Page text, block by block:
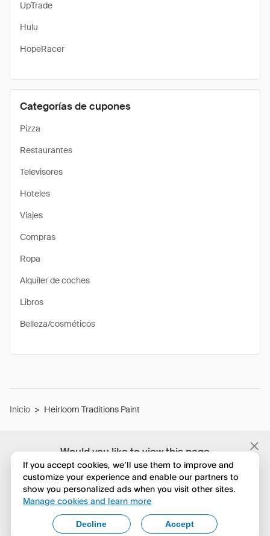
Would you like to view this page
in English?
No, seguir navegando
Yes, change to English
UpTrade
Hulu
HopeRacer
Categorías de cupones
Pizza
Restaurantes
Televisores
Hoteles
Viajes
Compras
Ropa
Alquiler de coches
Libros
Belleza/cosméticos
Inicio > Heirloom Traditions Paint
If you accept cookies, we’ll use them to improve and
customize your experience and enable our partners to
show you personalized ads when you visit other sites.
Manage cookies and learn more
Accept
Decline